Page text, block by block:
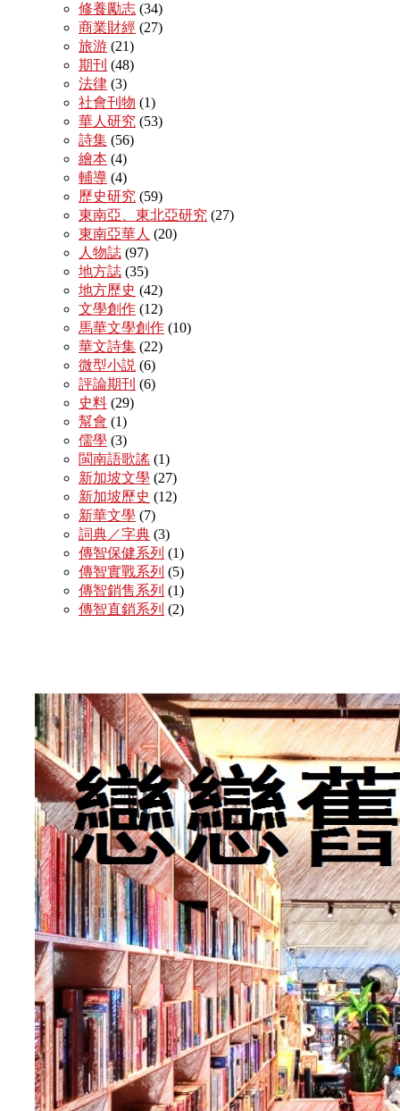
修養勵志 (34)
商業財經 (27)
旅游 (21)
期刊 (48)
法律 (3)
社會刊物 (1)
華人研究 (53)
詩集 (56)
繪本 (4)
輔導 (4)
歷史研究 (59)
東南亞、東北亞研究 (27)
東南亞華人 (20)
人物誌 (97)
地方誌 (35)
地方歷史 (42)
文學創作 (12)
馬華文學創作 (10)
華文詩集 (22)
微型小説 (6)
評論期刊 (6)
史料 (29)
幫會 (1)
儒學 (3)
閩南語歌謠 (1)
新加坡文學 (27)
新加坡歷史 (12)
新華文學 (7)
詞典／字典 (3)
傳智保健系列 (1)
傳智實戰系列 (5)
傳智銷售系列 (1)
傳智直銷系列 (2)